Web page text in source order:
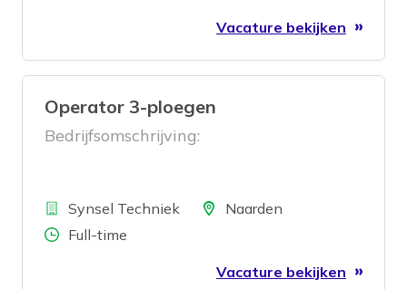
Vacature bekijken
Operator 3-ploegen
Bedrijfsomschrijving:
BedrijfSynsel Techniek LocatieNaarden
Aantal uren
Full-time
Vacature bekijken